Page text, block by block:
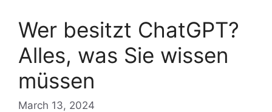
Wer besitzt ChatGPT?
Alles, was Sie wissen
müssen
March 13, 2024